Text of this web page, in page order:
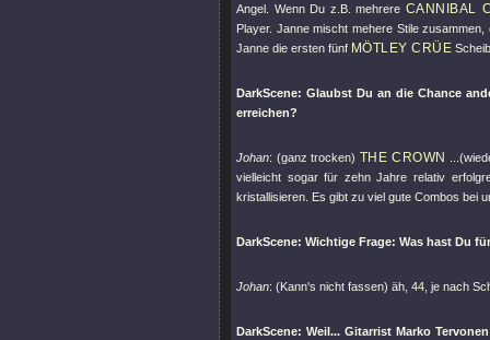
Angel. Wenn Du z.B. mehrere CANNIBAL
Player. Janne mischt mehere Stile
Janne die ersten fünf MÖTLEY CRÜE
DarkScene: Glaubst Du an die Chance
erreichen?
Johan: (ganz trocken) THE CROWN
vielleicht sogar für zehn Jahre relativ
kristallisieren. Es gibt zu viel gute Combos bei
DarkScene: Wichtige Frage: Was hast Du
Johan: (Kann's nicht fassen) äh, 44, je nach
DarkScene: Weil... Gitarrist Marko